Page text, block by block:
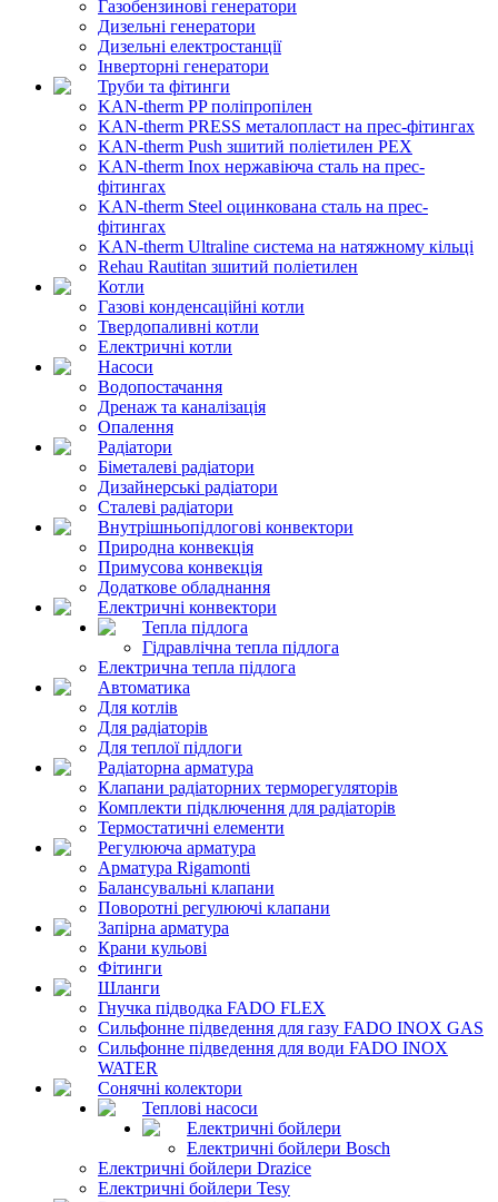
Газобензинові генератори
Дизельні генератори
Дизельні електростанції
Інверторні генератори
Труби та фітинги
KAN-therm PP поліпропілен
KAN-therm PRESS металопласт на прес-фітингах
KAN-therm Push зшитий поліетилен PEX
KAN-therm Inox нержавіюча сталь на прес-
фітингах
KAN-therm Steel оцинкована сталь на прес-
фітингах
KAN-therm Ultraline система на натяжному кільці
Rehau Rautitan зшитий поліетилен
Котли
Газові конденсаційні котли
Твердопаливні котли
Електричні котли
Насоси
Водопостачання
Дренаж та каналізація
Опалення
Радіатори
Біметалеві радіатори
Дизайнерські радіатори
Сталеві радіатори
Внутрішньопідлогові конвектори
Природна конвекція
Примусова конвекція
Додаткове обладнання
Електричні конвектори
Тепла підлога
Гідравлічна тепла підлога
Електрична тепла підлога
Автоматика
Для котлів
Для радіаторів
Для теплої підлоги
Радіаторна арматура
Клапани радіаторних терморегуляторів
Комплекти підключення для радіаторів
Термостатичні елементи
Регулююча арматура
Арматура Rigamonti
Балансувальні клапани
Поворотні регулюючі клапани
Запірна арматура
Крани кульові
Фітинги
Шланги
Гнучка підводка FADO FLEX
Сильфонне підведення для газу FADO INOX GAS
Сильфонне підведення для води FADO INOX
WATER
Сонячні колектори
Теплові насоси
Електричні бойлери
Електричні бойлери Bosch
Електричні бойлери Drazice
Електричні бойлери Tesy